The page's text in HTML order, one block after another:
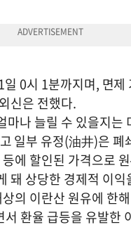
0시 1분까지며, 면
신은 전했다.
나 늘릴 수 있을지
일부 유정(油井)은
에 할인된 가격으로
돼 상당한 경제적 이
의 이란산 원유에 한
환율 급등을 유발한